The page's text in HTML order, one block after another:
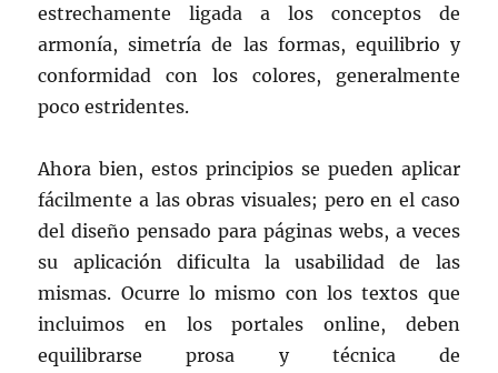
estrechamente ligada a los conceptos de
armonía, simetría de las formas, equilibrio y
conformidad con los colores, generalmente
poco estridentes.
Ahora bien, estos principios se pueden aplicar
fácilmente a las obras visuales; pero en el caso
del diseño pensado para páginas webs, a veces
su aplicación dificulta la usabilidad de las
mismas. Ocurre lo mismo con los textos que
incluimos en los portales online, deben
equilibrarse prosa y técnica de